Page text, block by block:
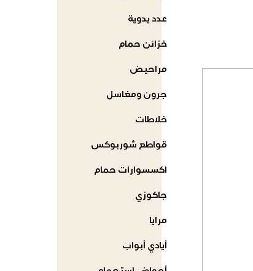
عدد يدوية
خزائن حمام
مراحيض
جرون ومغاسل
خلاطات
قواطع شوربوكس
اكسسوارات حمام
جاكوزي
مرايا
أيادي أبواب